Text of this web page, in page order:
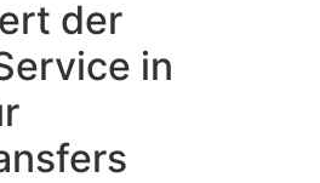
der
in